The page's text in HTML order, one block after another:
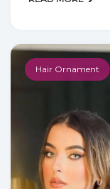
Hair Ornament